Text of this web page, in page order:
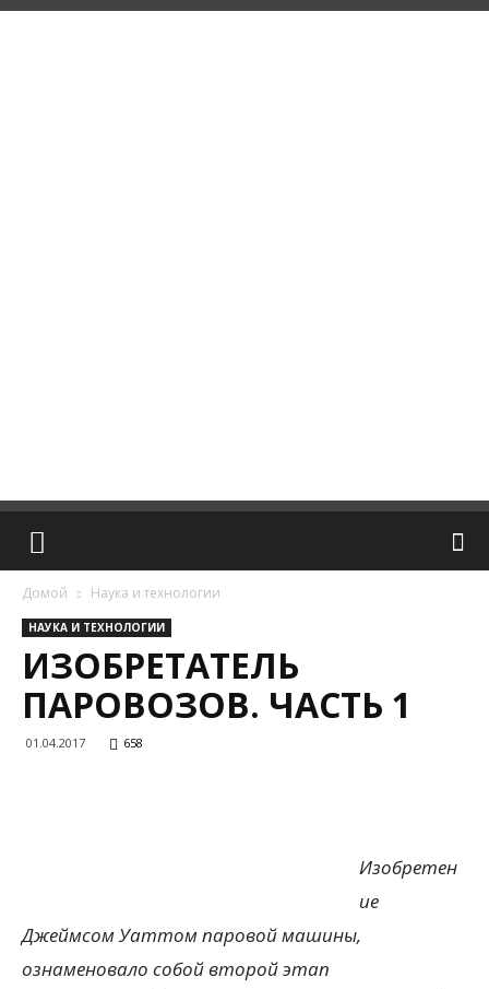
Домой Наука и технологии
НАУКА И ТЕХНОЛОГИИ
ИЗОБРЕТАТЕЛЬ
ПАРОВОЗОВ. ЧАСТЬ 1
01.04.2017 658
Изобретен
ие
Джеймсом Уаттом паровой машины,
ознаменовало собой второй этап